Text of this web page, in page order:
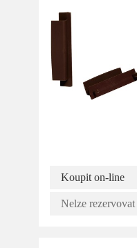
Koupit on-line
Nelze rezervovat